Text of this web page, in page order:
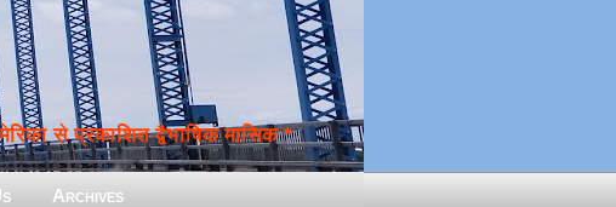
से प्रकाशित द्वैभाषिक मासिक *
Archives